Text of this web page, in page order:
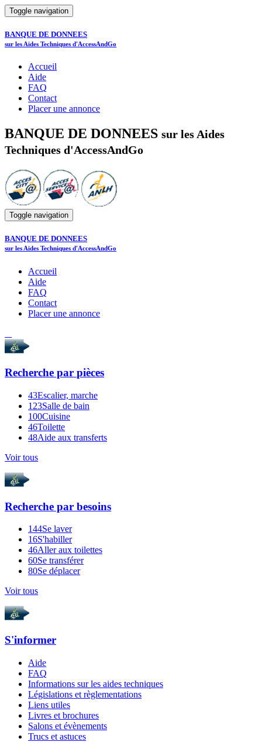
Toggle navigation
BANQUE DE DONNEES
sur les Aides Techniques d'AccessAndGo
Accueil
Aide
FAQ
Contact
Placer une annonce
BANQUE DE DONNEES sur les Aides
Techniques d'AccessAndGo
Toggle navigation
BANQUE DE DONNEES
sur les Aides Techniques d'AccessAndGo
Accueil
Aide
FAQ
Contact
Placer une annonce
Recherche par pièces
43Escalier, marche
123Salle de bain
100Cuisine
46Toilette
48Aide aux transferts
Voir tous
Recherche par besoins
144Se laver
16S'habiller
46Aller aux toilettes
60Se transférer
80Se déplacer
Voir tous
S'informer
Aide
FAQ
Informations sur les aides techniques
Législations et règlementations
Liens utiles
Livres et brochures
Salons et évènements
Trucs et astuces